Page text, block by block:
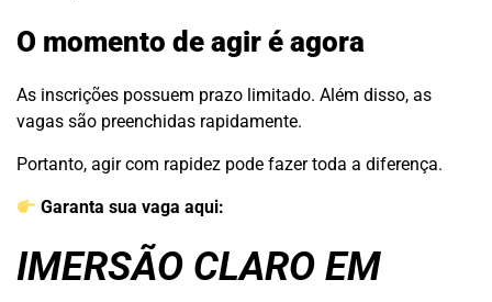
O momento de agir é agora
As inscrições possuem prazo limitado. Além disso, as
vagas são preenchidas rapidamente.
Portanto, agir com rapidez pode fazer toda a diferença.
Garanta sua vaga aqui:
IMERSÃO CLARO EM